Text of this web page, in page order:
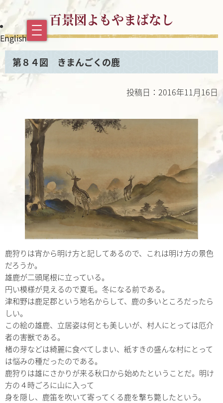
English
百景図よもやまばなし
第８４図 きまんごくの鹿
投稿日：2016年11月16日
鹿狩りは宵から明け方と記してあるので、これは明け方の景色
だろうか。
雄鹿が二頭尾根に立っている。
円い模様が見えるので夏毛。冬になる前である。
津和野は鹿足郡という地名からして、鹿の多いところだったら
しい。
この絵の雄鹿、立居姿は何とも美しいが、村人にとっては厄介
者の害獣である。
楮の芽などは綺麗に食べてしまい、紙すきの盛んな村にとって
は悩みの種だったのである。
鹿狩りは雄にさかりが来る秋口から始めたということだ。明け
方の４時ごろに山に入って
身を隠し、鹿笛を吹いて寄ってくる鹿を撃ち斃したという。